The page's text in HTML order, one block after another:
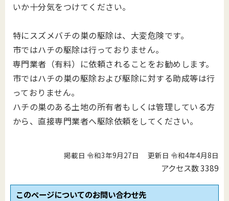
いか十分気をつけてください。
特にスズメバチの巣の駆除は、大変危険です。
市ではハチの駆除は行っておりません。
専門業者（有料）に依頼されることをお勧めします。
市ではハチの巣の駆除および駆除に対する助成等は行
っておりません。
ハチの巣のある土地の所有者もしくは管理している方
から、直接専門業者へ駆除依頼をしてください。
掲載日 令和3年9月27日 更新日 令和4年4月8日
アクセス数3389
このページについてのお問い合わせ先